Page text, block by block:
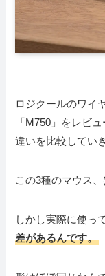
ロジクールのワイ
「M750」をレビ
違いを比較してい
この3種のマウス
しかし実際に使っ
差があるんです。